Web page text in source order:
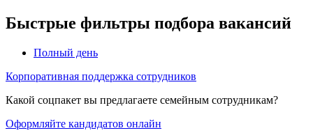
Быстрые фильтры подбора вакансий
Полный день
Корпоративная поддержка сотрудников
Какой соцпакет вы предлагаете семейным сотрудникам?
Оформляйте кандидатов онлайн